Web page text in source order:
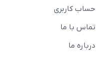
حساب کاربری
تماس با ما
درباره ما